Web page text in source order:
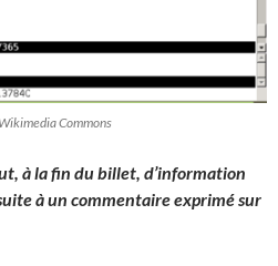
Commons
à la fin du billet, d’information
à un commentaire exprimé sur